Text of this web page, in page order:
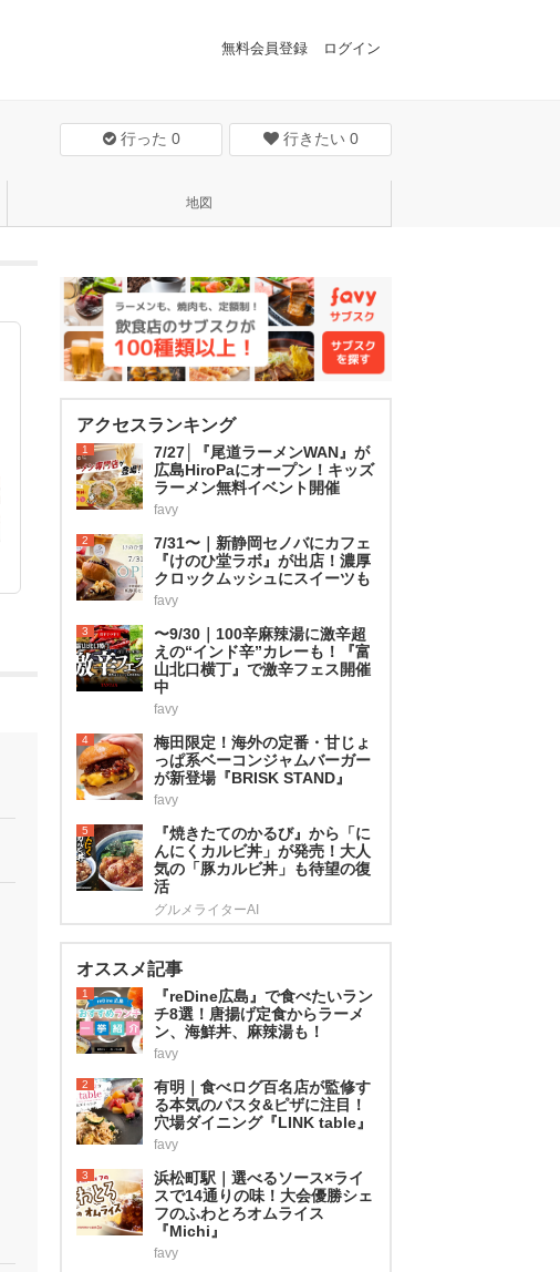
無料会員登録 ログイン
行った 0 行きたい 0
地図
アクセスランキング
1
7/27│『尾道ラーメンWAN』が
広島HiroPaにオープン！キッズ
ラーメン無料イベント開催
favy
2
7/31〜｜新静岡セノバにカフェ
『けのひ堂ラボ』が出店！濃厚
クロックムッシュにスイーツも
favy
3
〜9/30｜100辛麻辣湯に激辛超
えの“インド辛”カレーも！『富
山北口横丁』で激辛フェス開催
中
favy
4
梅田限定！海外の定番・甘じょ
っぱ系ベーコンジャムバーガー
が新登場『BRISK STAND』
favy
5
『焼きたてのかるび』から「に
んにくカルビ丼」が発売！大人
気の「豚カルビ丼」も待望の復
活
グルメライターAI
オススメ記事
1
『reDine広島』で食べたいラン
チ8選！唐揚げ定食からラーメ
ン、海鮮丼、麻辣湯も！
favy
2
有明｜食べログ百名店が監修す
る本気のパスタ&ピザに注目！
穴場ダイニング『LINK table』
favy
3
浜松町駅｜選べるソース×ライ
スで14通りの味！大会優勝シェ
フのふわとろオムライス
『Michi』
favy